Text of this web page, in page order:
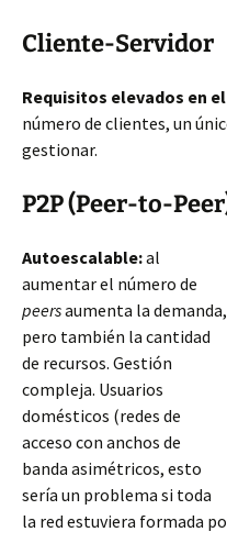
Cliente-Servidor
Requisitos elevados en
número de clientes, un
gestionar.
P2P (Peer-to-
Autoescalable:al
aumentar el número de
peersaumenta la demanda,
pero también la cantidad
de recursos. Gestión
compleja. Usuarios
domésticos (redes de
acceso con anchos de
banda asimétricos, esto
sería un problema si toda
la red estuviera formada